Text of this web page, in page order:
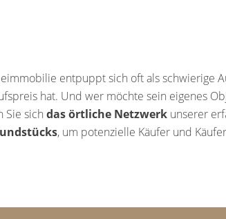
entpuppt sich oft als schwierige
hat. Und wer möchte sein eigenes
Sie sich das örtliche Netzwerk unserer
, um potenzielle Käufer und